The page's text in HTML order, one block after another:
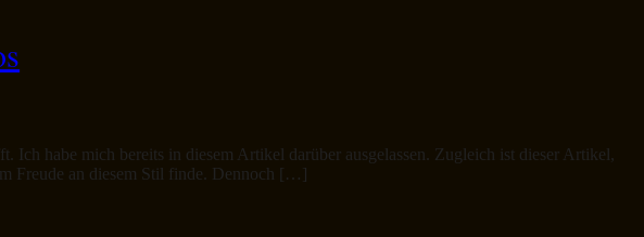
Ich habe mich bereits in diesem Artikel darüber ausgelassen. Zugleich ist dieser Artikel,
Freude an diesem Stil finde. Dennoch […]